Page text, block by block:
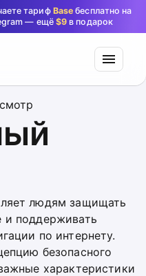
тариф Base бесплатно на
— ещё $9 в подарок
людям защищать
и поддерживать
по интернету.
безопасного
характеристики